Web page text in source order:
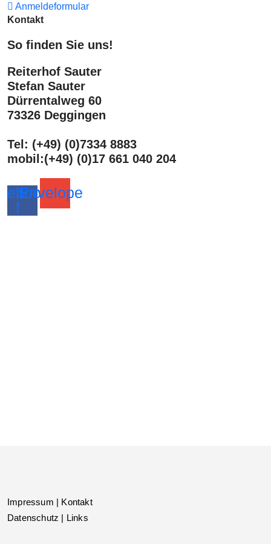
Anmeldeformular
Kontakt
So finden Sie uns!
Reiterhof Sauter
Stefan Sauter
Dürrentalweg 60
73326 Deggingen
Tel: (+49) (0)7334 8883
mobil:(+49) (0)17 661 040 204
f
Envelope
Impressum | Kontakt
Datenschutz | Links